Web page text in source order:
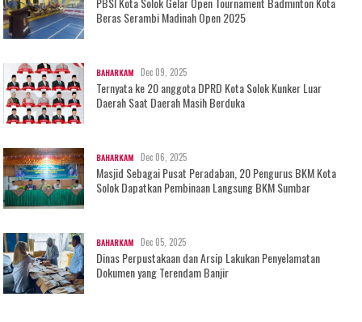
Beras Serambi Madinah Open 2025
BAHARKAM Dec 09, 2025
Ternyata ke 20 anggota DPRD Kota Solok Kunker Luar
Daerah Saat Daerah Masih Berduka
BAHARKAM Dec 06, 2025
Masjid Sebagai Pusat Peradaban, 20 Pengurus BKM Kota
Solok Dapatkan Pembinaan Langsung BKM Sumbar
BAHARKAM Dec 05, 2025
Dinas Perpustakaan dan Arsip Lakukan Penyelamatan
Dokumen yang Terendam Banjir